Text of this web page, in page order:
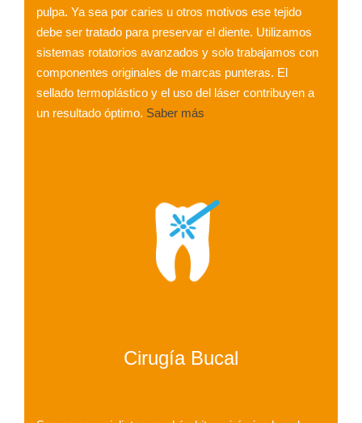
pulpa. Ya sea por caries u otros motivos ese tejido
debe ser tratado para preservar el diente. Utilizamos
sistemas rotatorios avanzados y solo trabajamos con
componentes originales de marcas punteras. El
sellado termoplástico y el uso del láser contribuyen a
un resultado óptimo. Saber más
Cirugía Bucal